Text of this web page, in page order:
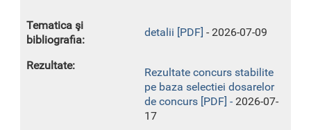
detalii [PDF] - 2026-07-09
Rezultate concurs stabilite
pe baza selectiei dosarelor
de concurs [PDF] - 2026-07-
17